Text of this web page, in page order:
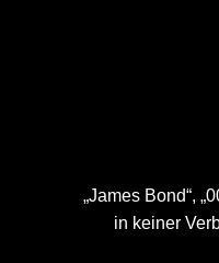
„James Bond“,
in keiner